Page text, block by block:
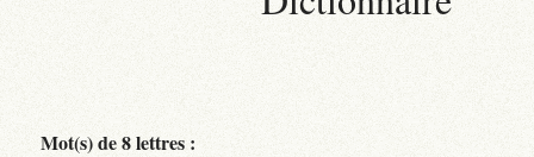
Mot(s) de 8 lettres :